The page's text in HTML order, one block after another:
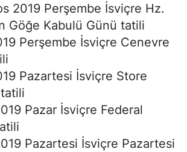
2019 Perşembe İsviçre Hz.
Göğe Kabulü Günü tatili
Perşembe İsviçre Cenevre
Pazartesi İsviçre Store
Pazar İsviçre Federal
Pazartesi İsviçre Pazartesi